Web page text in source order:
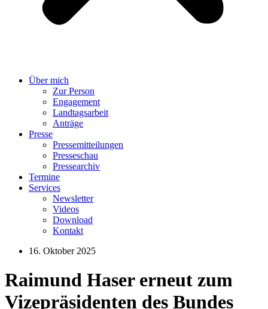
Über mich
Zur Person
Engagement
Landtagsarbeit
Anträge
Presse
Pressemitteilungen
Presseschau
Pressearchiv
Termine
Services
Newsletter
Videos
Download
Kontakt
16. Oktober 2025
Raimund Haser erneut zum
Vizepräsidenten des Bundes